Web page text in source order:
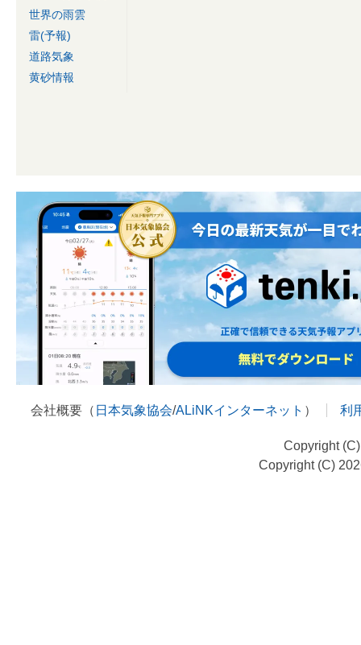
世界の雨雲
雷(予報)
道路気象
黄砂情報
会社概要（ 日本気象協会/ALiNKインターネット ） 利
Copyright
Copyright (C)